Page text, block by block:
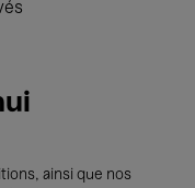
ainsi que nos